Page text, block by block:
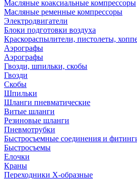
Масляные коаксиальные компрессоры
Масляные ременные компрессоры
Электродвигатели
Блоки подготовки воздуха
Краскораспылители, пистолеты,
Аэрографы
Аэрографы
Гвозди, шпильки, скобы
Гвозди
Скобы
Шпильки
Шланги пневматические
Витые шланги
Резиновые шланги
Пневмотрубки
Быстросъемные соединения и
Быстросъемы
Елочки
Краны
Переходники Х-образные